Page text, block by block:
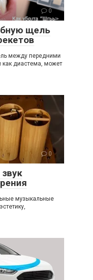
0
щель
между передними
как диастема, может
0
музыкальные